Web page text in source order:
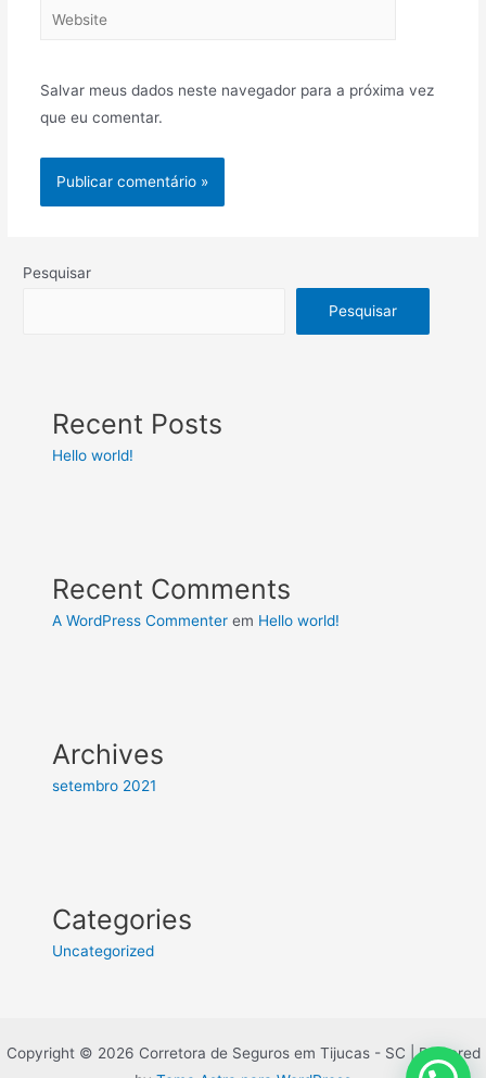
Website
Salvar meus dados neste navegador para a próxima vez
que eu comentar.
Pesquisar
Pesquisar
Recent Posts
Hello world!
Recent Comments
A WordPress Commenter em Hello world!
Archives
setembro 2021
Categories
Uncategorized
Copyright © 2026 Corretora de Seguros em Tijucas - SC | Powered